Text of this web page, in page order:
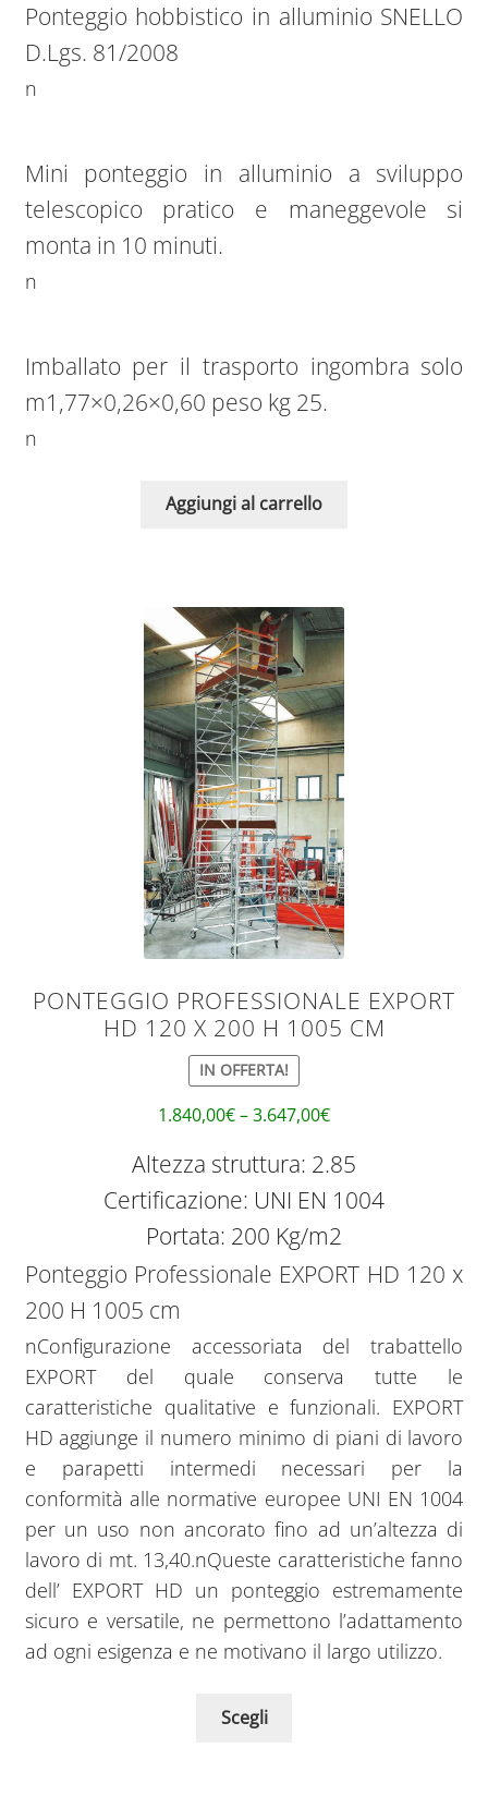
Ponteggio hobbistico in alluminio SNELLO
D.Lgs. 81/2008
n
Mini ponteggio in alluminio a sviluppo
telescopico pratico e maneggevole si
monta in 10 minuti.
n
Imballato per il trasporto ingombra solo
m1,77×0,26×0,60 peso kg 25.
n
Aggiungi al carrello
PONTEGGIO PROFESSIONALE EXPORT
HD 120 X 200 H 1005 CM
IN OFFERTA!
1.840,00€–3.647,00€
Altezza struttura: 2.85
Certificazione: UNI EN 1004
Portata: 200 Kg/m2
Ponteggio Professionale EXPORT HD 120 x
200 H 1005 cm
nConfigurazione accessoriata del trabattello
EXPORT del quale conserva tutte le
caratteristiche qualitative e funzionali. EXPORT
HD aggiunge il numero minimo di piani di lavoro
e parapetti intermedi necessari per la
conformità alle normative europee UNI EN 1004
per un uso non ancorato fino ad un’altezza di
lavoro di mt. 13,40.nQueste caratteristiche fanno
dell’ EXPORT HD un ponteggio estremamente
sicuro e versatile, ne permettono l’adattamento
ad ogni esigenza e ne motivano il largo utilizzo.
Scegli